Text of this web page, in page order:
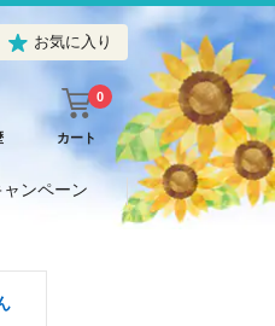
お気に入り
カート
0
ャンペーン